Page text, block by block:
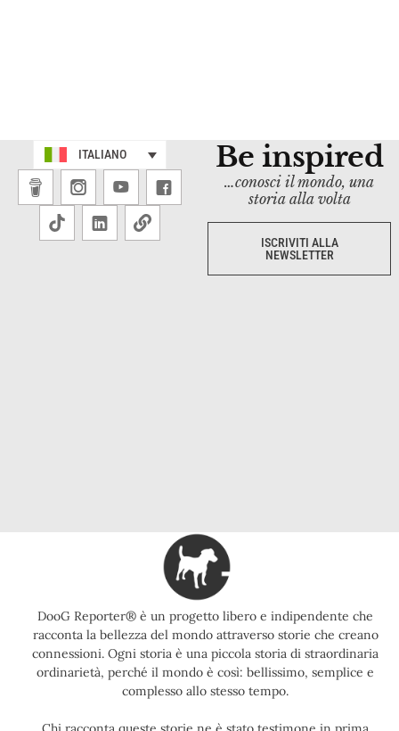
ITALIANO Be inspired
…conosci il mondo, una
storia alla volta
ISCRIVITI ALLA
NEWSLETTER
DooG Reporter® è un progetto libero e indipendente che
racconta la bellezza del mondo attraverso storie che creano
connessioni. Ogni storia è una piccola storia di straordinaria
ordinarietà, perché il mondo è così: bellissimo, semplice e
complesso allo stesso tempo.